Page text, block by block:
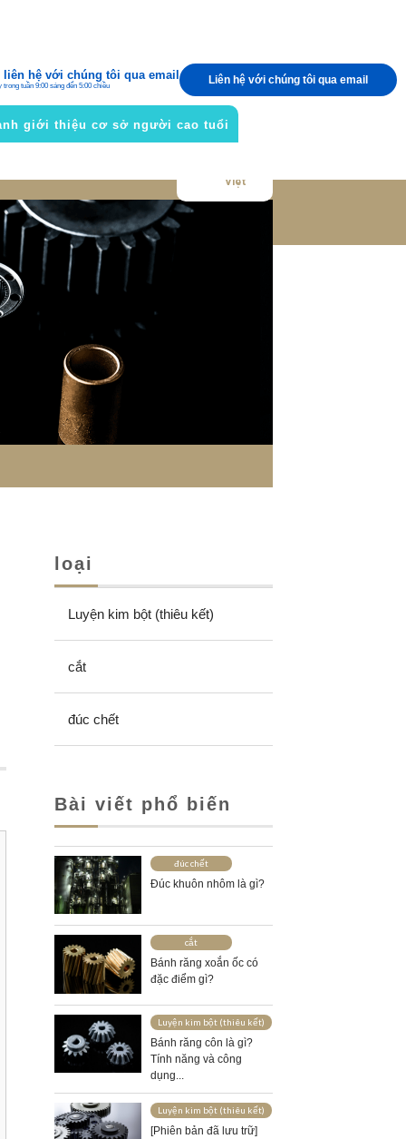
liên hệ với chúng tôi qua email
tuần 9:00 sáng đến 5:00 chiều Liên hệ với chúng tôi qua email
giới thiệu cơ sở người cao tuổi
Việt
loại
Luyện kim bột (thiêu kết)
cắt
đúc chết
Bài viết phổ biến
đúc chết
Đúc khuôn nhôm là gì?
cắt
Bánh răng xoắn ốc có
đặc điểm gì?
Luyện kim bột (thiêu kết)
Bánh răng côn là gì?
Tính năng và công
dụng...
Luyện kim bột (thiêu kết)
[Phiên bản đã lưu trữ]